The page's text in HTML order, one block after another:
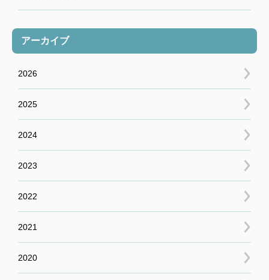
アーカイブ
2026
2025
2024
2023
2022
2021
2020